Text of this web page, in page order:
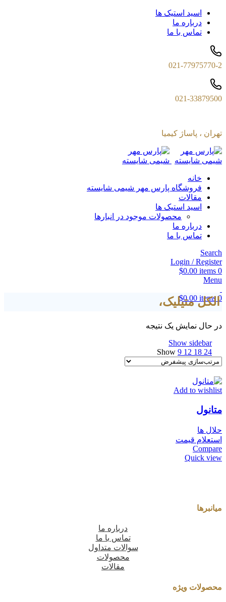
اسید استیک ها
درباره ما
تماس با ما
021-77975770-2
021-33879500
تهران ، پاساژ کیمیا
خانه
فروشگاه پارس مهر شیمی شایسته
مقالات
اسید استیک ها
محصولات موجود در انبارها
درباره ما
تماس با ما
Search
Login / Register
0
items
$0.00
Menu
0
items
$0.00
الکل متیلیک،
در حال نمایش یک نتیجه
Show sidebar
Show 9 12 18 24
Add to wishlist
متانول
حلال ها
استعلام قیمت
Compare
Quick view
میانبرها
درباره ما
تماس با ما
سوالات متداول
محصولات
مقالات
محصولات ویژه